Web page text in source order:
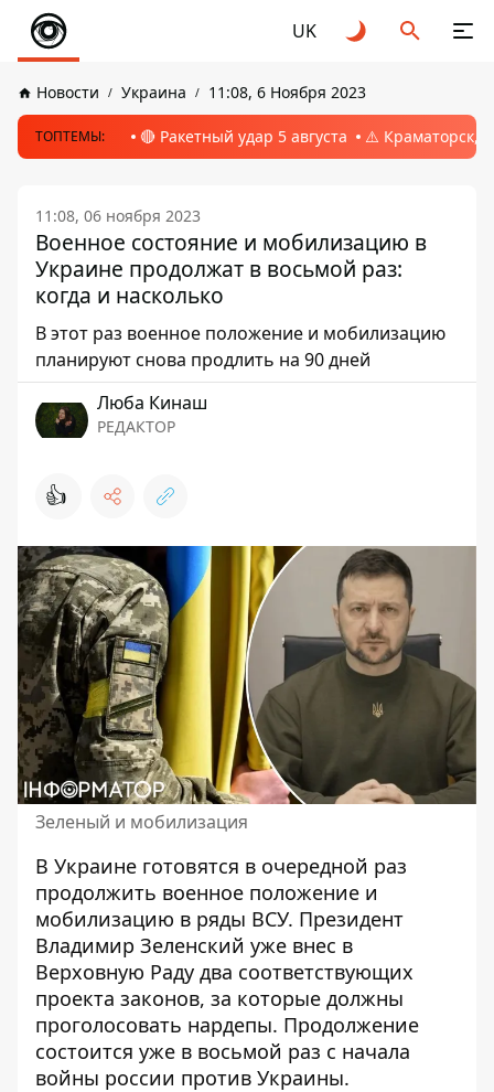
UK
Новости Украина 11:08, 6 Ноября 2023
ТОПТЕМЫ: 🔴 Ракетный удар 5 августа ⚠️ Краматорск,
11:08, 06 ноября 2023
Военное состояние и мобилизацию в
Украине продолжат в восьмой раз:
когда и насколько
В этот раз военное положение и мобилизацию
планируют снова продлить на 90 дней
Люба Кинаш
РЕДАКТОР
👍
Зеленый и мобилизация
В Украине готовятся в очередной раз
продолжить военное положение и
мобилизацию в ряды ВСУ. Президент
Владимир Зеленский уже внес в
Верховную Раду два соответствующих
проекта законов, за которые должны
проголосовать нардепы. Продолжение
состоится уже в восьмой раз с начала
войны россии против Украины.